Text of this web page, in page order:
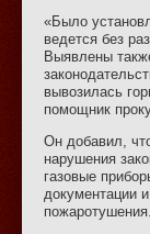
«Было
ведется без
Выявлены
вывозилась
помощник
Он добавил,
нарушения
газовые
документации
пожаротушения.